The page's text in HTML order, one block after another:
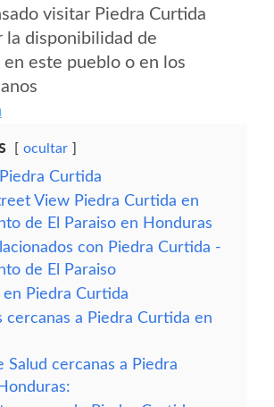
visitar Piedra Curtida
la disponibilidad de
este pueblo o en los
ocultar
Curtida
View Piedra Curtida en
de El Paraiso en Honduras
con Piedra Curtida -
de El Paraiso
Piedra Curtida
cercanas a Piedra Curtida en
Salud cercanas a Piedra